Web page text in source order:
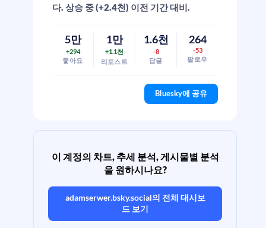
다. 상승 중 (+2.4천) 이전 기간 대비.
5만
+294
좋아요
1만
+1.1천
리포스트
1.6천
-8
답글
264
-53
팔로우
Bluesky에 공유
이 계정의 차트, 추세 분석, 게시물별 분석
을 원하시나요?
adamserwer.bsky.social의 전체 대시보
드 보기